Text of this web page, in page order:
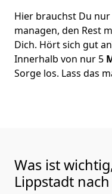
Hier brauchst Du
managen, den Rest
Dich. Hört sich gut
Innerhalb von nur 5
Sorge los. Lass das
Was ist
Lippstadt